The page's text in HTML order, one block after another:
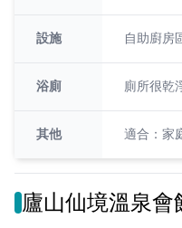
設施 自助廚房
浴廁 廁所很乾
其他 適合：家
廬山仙境溫泉會